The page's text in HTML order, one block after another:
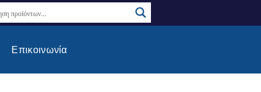
Επικοινωνία